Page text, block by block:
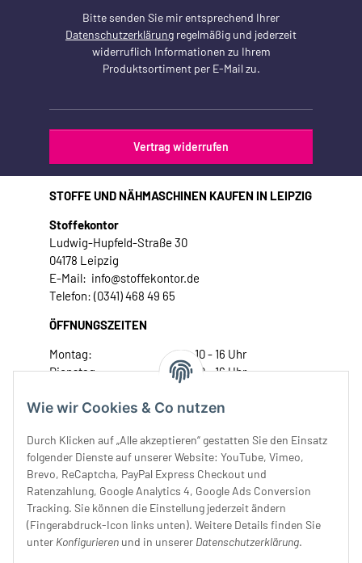
Wie wir Cookies & Co nutzen
Durch Klicken auf „Alle akzeptieren“ gestatten Sie den Einsatz
folgender Dienste auf unserer Website: YouTube, Vimeo,
Brevo, ReCaptcha, PayPal Express Checkout und
Ratenzahlung, Google Analytics 4, Google Ads Conversion
Tracking. Sie können die Einstellung jederzeit ändern
(Fingerabdruck-Icon links unten). Weitere Details finden Sie
unter Konfigurieren und in unserer Datenschutzerklärung.
Bitte senden Sie mir entsprechend Ihrer
Datenschutzerklärung regelmäßig und jederzeit
widerruflich Informationen zu Ihrem
Produktsortiment per E-Mail zu.
Vertrag widerrufen
STOFFE UND NÄHMASCHINEN KAUFEN IN LEIPZIG
Stoffekontor
Ludwig-Hupfeld-Straße 30
04178 Leipzig
E-Mail: info@stoffekontor.de
Telefon: (0341) 468 49 65
ÖFFNUNGSZEITEN
Montag:
10 - 16 Uhr
Dienstag:
10 - 16 Uhr
Donnerstag:
10 - 18 Uhr
Samstag:
10 - 14 Uhr
Unser Service
Rechtliches